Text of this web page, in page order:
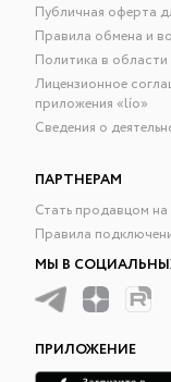
Публичная оферта
Правила обмена и
Политика в
Лицензионное
приложения «lío»
Сведения о
ПАРТНЕРАМ
Стать продавцом
Правила
МЫ В
ПРИЛОЖЕНИЕ